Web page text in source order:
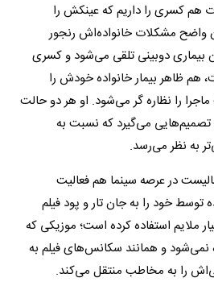
هم کسری را داریم که عینکش را
واضح مشکلات خانواده‌اش رنجور
بیماری دوبینی تلقی می‌شود و کسری
هم ظاهر بیمار خانواده خودش را
را نظاره گر می‌شود. او هر دو حالت
تصمیم‌هایی می‌گیرد که نسبت به
به نظر می‌رسد.
در عرصه سینما هم فعالیت
خود را به جان تار و پود فیلم
ملایم استفاده کرده است؛ موزیکی که
نمی‌شود و همانند سکانس‌های فیلم به
را به مخاطب منتقل می‌کند.